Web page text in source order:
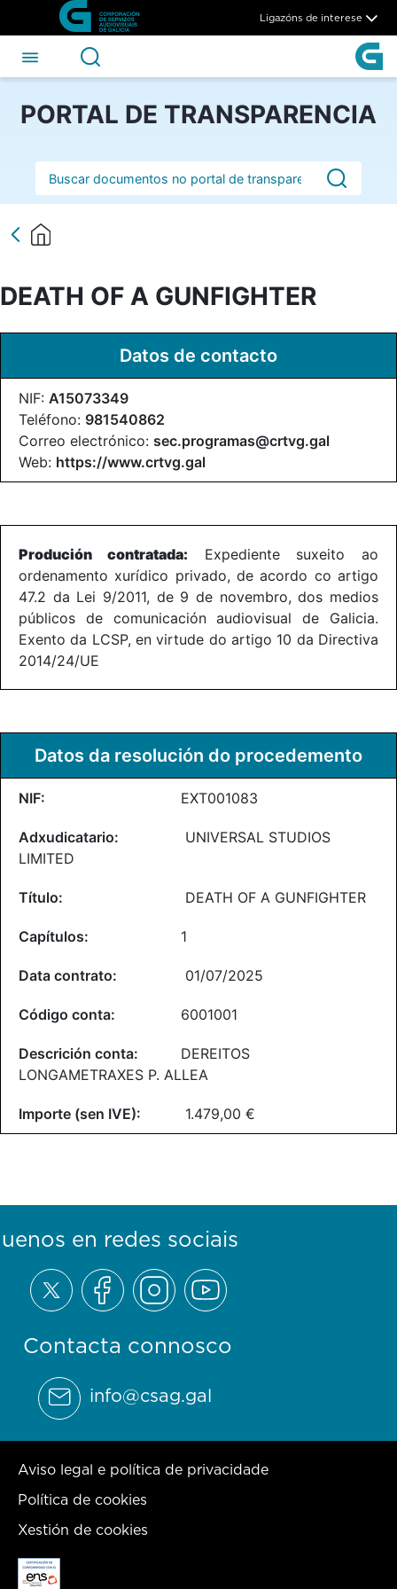
Skip to Main Content
DEATH OF A GUNFIGHTER -
Ligazóns de interese
PORTAL DE TRANSPARENCIA
Barra de busca
DEATH OF A GUNFIGHTER
Datos de contacto
NIF: A15073349
Teléfono: 981540862
Correo electrónico: sec.programas@crtvg.gal
Web: https://www.crtvg.gal
Produción contratada: Expediente suxeito ao
ordenamento xurídico privado, de acordo co artigo
47.2 da Lei 9/2011, de 9 de novembro, dos medios
públicos de comunicación audiovisual de Galicia.
Exento da LCSP, en virtude do artigo 10 da Directiva
2014/24/UE
Datos da resolución do procedemento
EXT001083
UNIVERSAL STUDIOS
LIMITED
DEATH OF A GUNFIGHTER
1
01/07/2025
6001001
DEREITOS
LONGAMETRAXES P. ALLEA
1.479,00 €
Contacta connosco
info@csag.gal
en redes sociais
Aviso legal e política de privacidade
Política de cookies
Xestión de cookies